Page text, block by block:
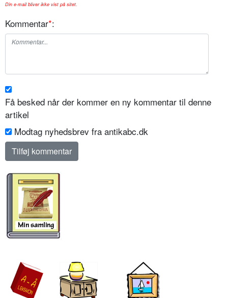
Din e-mail bliver ikke vist på sitet.
Kommentar*:
Få besked når der kommer en ny kommentar til denne
artikel
Modtag nyhedsbrev fra antikabc.dk